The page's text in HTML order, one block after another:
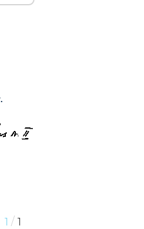
1 / 1